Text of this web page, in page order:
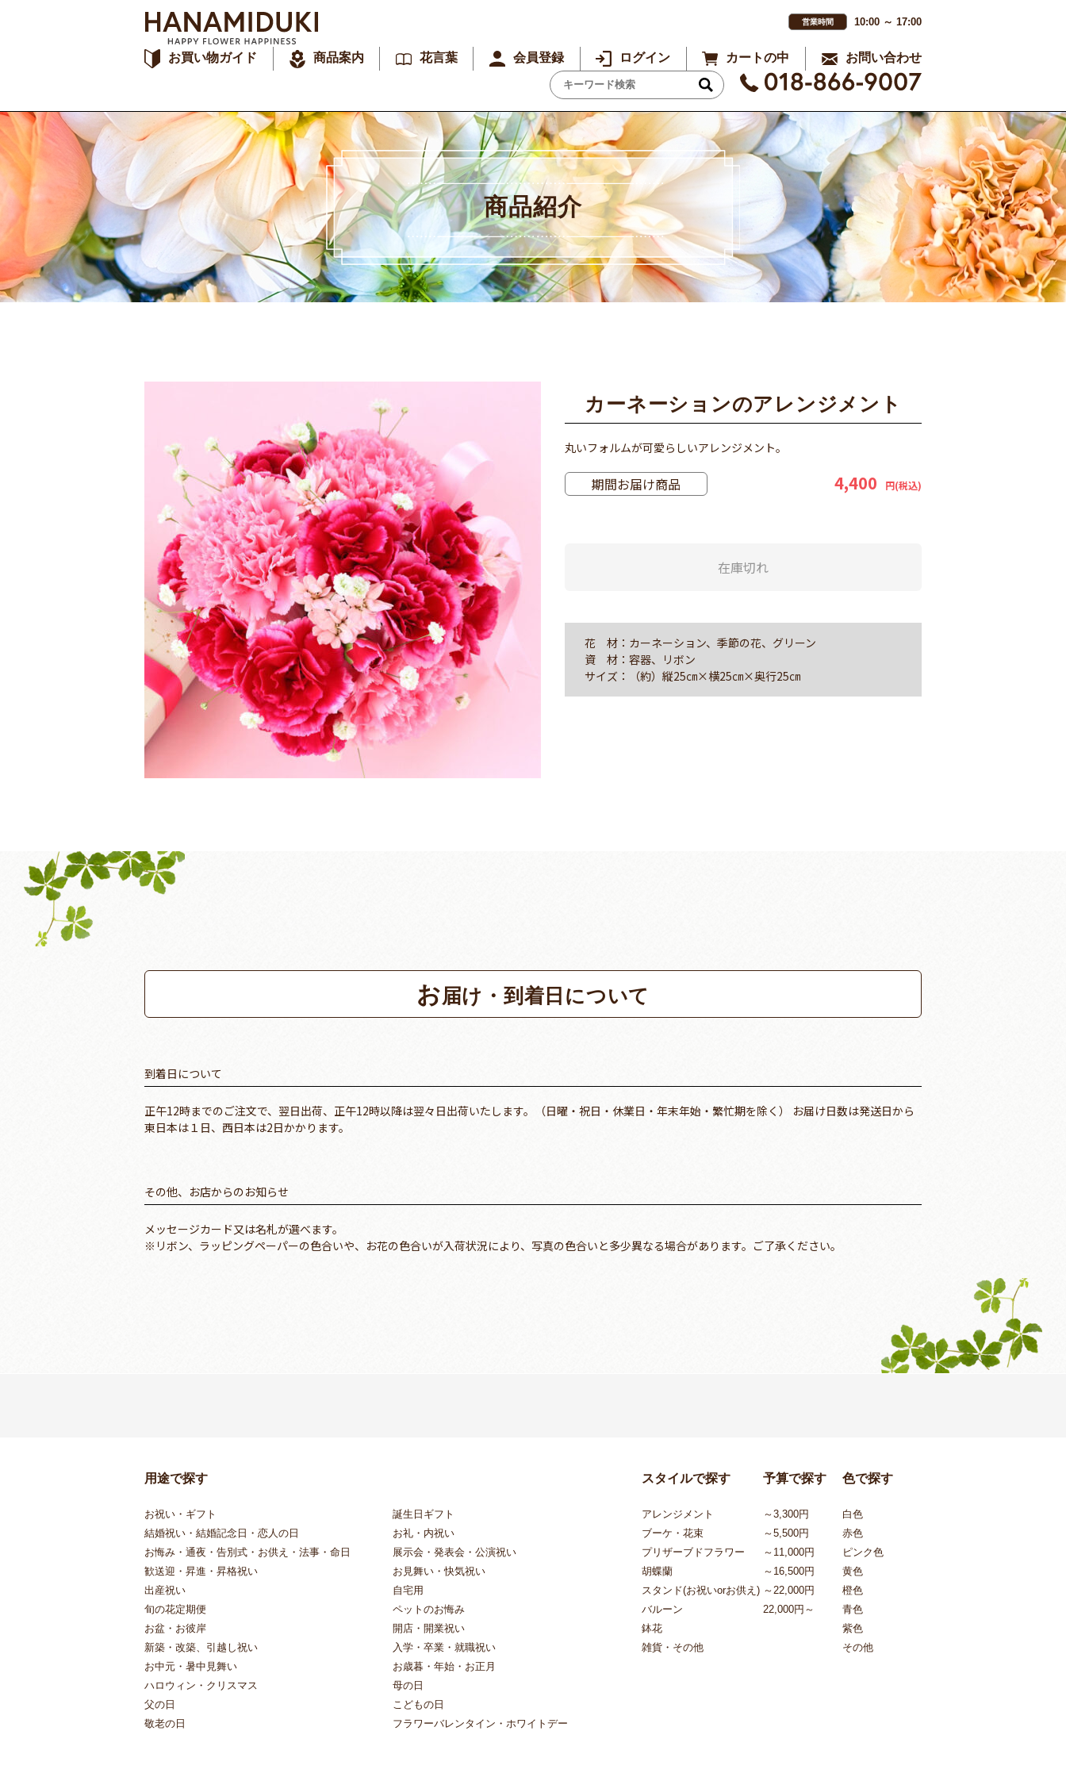
営業時間 10:00 ～ 17:00
お買い物ガイド 商品案内 花言葉 会員登録 ログイン カートの中 お問い合わせ
商品紹介
カーネーションのアレンジメント
丸いフォルムが可愛らしいアレンジメント。
期間お届け商品 4,400 円(税込)
在庫切れ
花 材：カーネーション、季節の花、グリーン
資 材：容器、リボン
サイズ：（約）縦25㎝×横25㎝×奥行25㎝
お届け・到着日について
到着日について
正午12時までのご注文で、翌日出荷、正午12時以降は翌々日出荷いたします。（日曜・祝日・休業日・年末年始・繁忙期を除く） お届け日数は発送日から
東日本は１日、西日本は2日かかります。
その他、お店からのお知らせ
メッセージカード又は名札が選べます。
※リボン、ラッピングペーパーの色合いや、お花の色合いが入荷状況により、写真の色合いと多少異なる場合があります。ご了承ください。
用途で探す
お祝い・ギフト
誕生日ギフト
結婚祝い・結婚記念日・恋人の日
お礼・内祝い
お悔み・通夜・告別式・お供え・法事・命日
展示会・発表会・公演祝い
歓送迎・昇進・昇格祝い
お見舞い・快気祝い
出産祝い
自宅用
旬の花定期便
ペットのお悔み
お盆・お彼岸
開店・開業祝い
新築・改築、引越し祝い
入学・卒業・就職祝い
お中元・暑中見舞い
お歳暮・年始・お正月
ハロウィン・クリスマス
母の日
父の日
こどもの日
敬老の日
フラワーバレンタイン・ホワイトデー
スタイルで探す
アレンジメント
ブーケ・花束
プリザーブドフラワー
胡蝶蘭
スタンド(お祝いorお供え)
バルーン
鉢花
雑貨・その他
予算で探す
～3,300円
～5,500円
～11,000円
～16,500円
～22,000円
22,000円～
色で探す
白色
赤色
ピンク色
黄色
橙色
青色
紫色
その他